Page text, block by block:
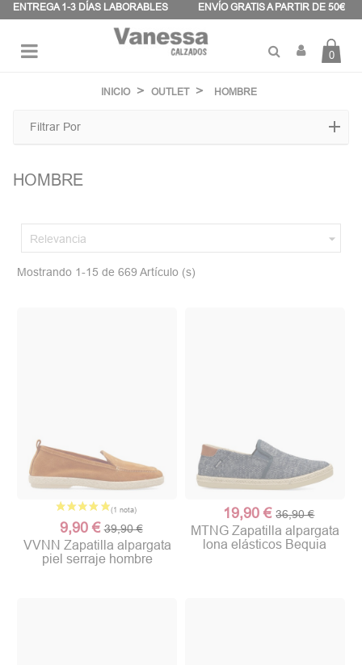
ENTREGA 1-3 DÍAS LABORABLES ENVÍO GRATIS A PARTIR DE 50€
0
INICIO OUTLET HOMBRE
Filtrar Por
HOMBRE
Relevancia 
Mostrando 1-15 de 669 Artículo (s)
9,90 € 39,90 €
VVNN Zapatilla alpargata
piel serraje hombre
19,90 € 36,90 €
MTNG Zapatilla alpargata
lona elásticos Bequia
Panel de gestión de cookies